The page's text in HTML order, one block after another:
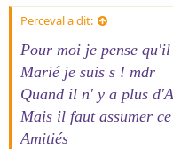
Perceval a dit:
Pour moi je pense
Marié je suis s ! mdr
Quand il n' y a plus
Mais il faut assumer
Amitiés